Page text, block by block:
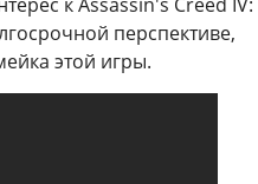
перспективе,
этой игры.